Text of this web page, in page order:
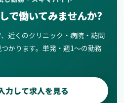
で働いてみませんか?
近くのクリニック・病院・訪問
かります。単発・週1〜の勤務
力して求人を見る